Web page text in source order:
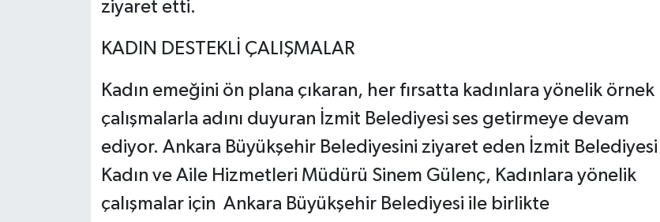
ziyaret etti.
KADIN DESTEKLİ ÇALIŞMALAR
Kadın emeğini ön plana çıkaran, her fırsatta kadınlara yönelik örnek
çalışmalarla adını duyuran İzmit Belediyesi ses getirmeye devam
ediyor. Ankara Büyükşehir Belediyesini ziyaret eden İzmit Belediyesi
Kadın ve Aile Hizmetleri Müdürü Sinem Gülenç, Kadınlara yönelik
çalışmalar için Ankara Büyükşehir Belediyesi ile birlikte